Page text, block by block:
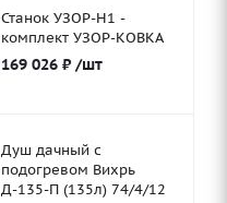
Станок УЗОР-Н1 -
комплект УЗОР-КОВКА
169 026₽ /шт
Душ дачный с
подогревом Вихрь
Д-135-П (135л) 74/4/12